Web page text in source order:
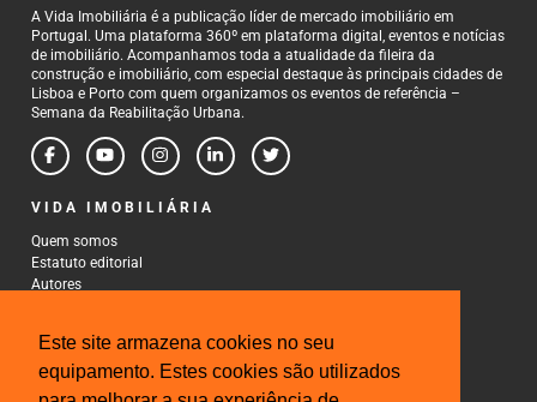
Este site armazena cookies no seu
equipamento. Estes cookies são utilizados
A Vida Imobiliária é a publicação líder de mercado imobiliário em
Portugal. Uma plataforma 360º em plataforma digital, eventos e notícias
de imobiliário. Acompanhamos toda a atualidade da fileira da
construção e imobiliário, com especial destaque às principais cidades de
Lisboa e Porto com quem organizamos os eventos de referência –
Semana da Reabilitação Urbana.
VIDA IMOBILIÁRIA
Quem somos
Estatuto editorial
Autores
CONTACTOS